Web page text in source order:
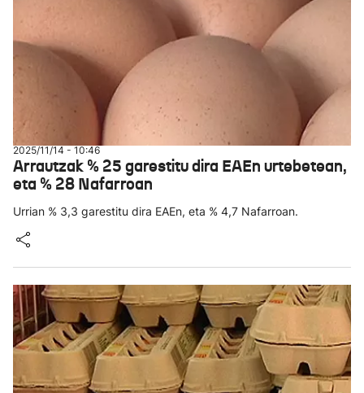
2025/11/14 - 10:46
Arrautzak % 25 garestitu dira EAEn urtebetean,
eta % 28 Nafarroan
Urrian % 3,3 garestitu dira EAEn, eta % 4,7 Nafarroan.